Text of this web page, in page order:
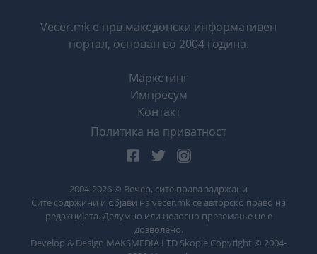
Vecer.mk е прв македонски информативен
портал, основан во 2004 година.
Маркетинг
Импресум
Контакт
Политика на приватност
2004-2026 © Вечер, сите права задржани
Сите содржини и објави на vecer.mk се авторско право на
редакцијата. Делумно или целосно преземање не е
дозволено.
Develop & Design MAKSMEDIA LTD Skopje Copyright © 2004-